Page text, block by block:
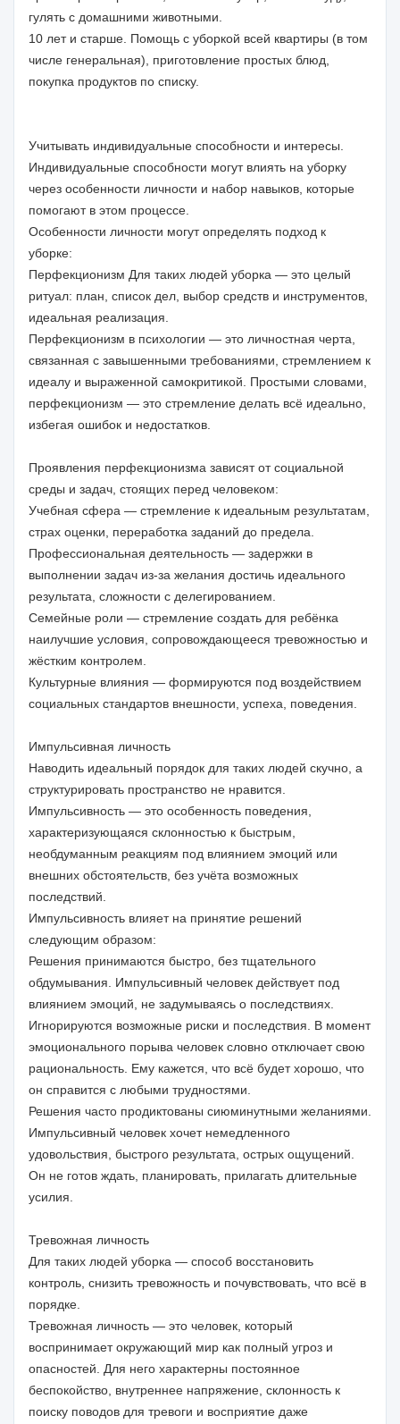
гулять с домашними животными.
10 лет и старше. Помощь с уборкой всей квартиры (в том
числе генеральная), приготовление простых блюд,
покупка продуктов по списку.
Учитывать индивидуальные способности и интересы.
Индивидуальные способности могут влиять на уборку
через особенности личности и набор навыков, которые
помогают в этом процессе.
Особенности личности могут определять подход к
уборке:
Перфекционизм Для таких людей уборка — это целый
ритуал: план, список дел, выбор средств и инструментов,
идеальная реализация.
Перфекционизм в психологии — это личностная черта,
связанная с завышенными требованиями, стремлением к
идеалу и выраженной самокритикой. Простыми словами,
перфекционизм — это стремление делать всё идеально,
избегая ошибок и недостатков.
Проявления перфекционизма зависят от социальной
среды и задач, стоящих перед человеком:
Учебная сфера — стремление к идеальным результатам,
страх оценки, переработка заданий до предела.
Профессиональная деятельность — задержки в
выполнении задач из-за желания достичь идеального
результата, сложности с делегированием.
Семейные роли — стремление создать для ребёнка
наилучшие условия, сопровождающееся тревожностью и
жёстким контролем.
Культурные влияния — формируются под воздействием
социальных стандартов внешности, успеха, поведения.
Импульсивная личность
Наводить идеальный порядок для таких людей скучно, а
структурировать пространство не нравится.
Импульсивность — это особенность поведения,
характеризующаяся склонностью к быстрым,
необдуманным реакциям под влиянием эмоций или
внешних обстоятельств, без учёта возможных
последствий.
Импульсивность влияет на принятие решений
следующим образом:
Решения принимаются быстро, без тщательного
обдумывания. Импульсивный человек действует под
влиянием эмоций, не задумываясь о последствиях.
Игнорируются возможные риски и последствия. В момент
эмоционального порыва человек словно отключает свою
рациональность. Ему кажется, что всё будет хорошо, что
он справится с любыми трудностями.
Решения часто продиктованы сиюминутными желаниями.
Импульсивный человек хочет немедленного
удовольствия, быстрого результата, острых ощущений.
Он не готов ждать, планировать, прилагать длительные
усилия.
Тревожная личность
Для таких людей уборка — способ восстановить
контроль, снизить тревожность и почувствовать, что всё в
порядке.
Тревожная личность — это человек, который
воспринимает окружающий мир как полный угроз и
опасностей. Для него характерны постоянное
беспокойство, внутреннее напряжение, склонность к
поиску поводов для тревоги и восприятие даже